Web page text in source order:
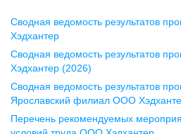
Воронеж
ул. Комиссаржевской, д. 10,
офис 1212
+7 473 280-05-05
pr@vrn.hh.ru
Сводная ведомость результатов
Хэдхантер
Сводная ведомость результатов
Хэдхантер (2026)
Сводная ведомость результатов
Ярославский филиал ООО
Перечень рекомендуемых